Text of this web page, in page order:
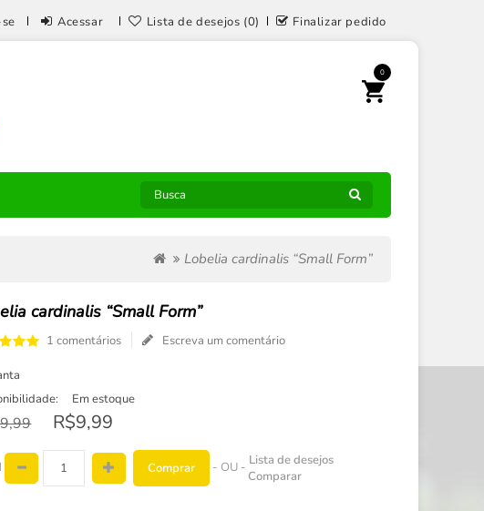
Acessar Lista de desejos (0) Finalizar pedido
0
Lobelia cardinalis “Small Form”
cardinalis “Small Form”
1 comentários Escreva um comentário
Em estoque
R$9,99
Comprar - OU - Lista de desejos
Comparar